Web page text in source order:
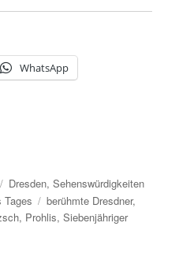
WhatsApp
Kategorien
Dresden,Sehenswürdigkeiten
Tages Schlagwörter
berühmte Dresdner,
, Prohlis,Siebenjähriger